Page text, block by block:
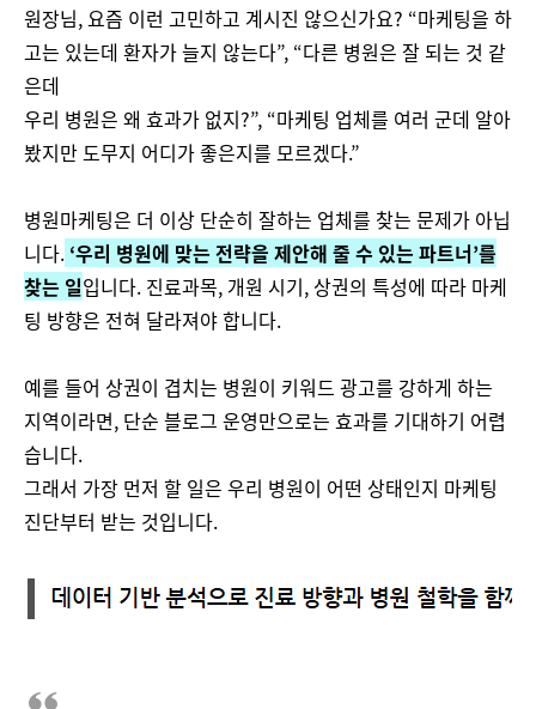
원장님, 요즘 이런 고민하고 계시진 않으신가요? “마케팅을 하
고는 있는데 환자가 늘지 않는다”, “다른 병원은 잘 되는 것 같
은데
우리 병원은 왜 효과가 없지?”, “마케팅 업체를 여러 군데 알아
봤지만 도무지 어디가 좋은지를 모르겠다.”
병원마케팅은 더 이상 단순히 잘하는 업체를 찾는 문제가 아닙
니다. ‘우리 병원에 맞는 전략을 제안해 줄 수 있는 파트너’를
찾는 일입니다. 진료과목, 개원 시기, 상권의 특성에 따라 마케
팅 방향은 전혀 달라져야 합니다.
예를 들어 상권이 겹치는 병원이 키워드 광고를 강하게 하는
지역이라면, 단순 블로그 운영만으로는 효과를 기대하기 어렵
습니다.
그래서 가장 먼저 할 일은 우리 병원이 어떤 상태인지 마케팅
진단부터 받는 것입니다.